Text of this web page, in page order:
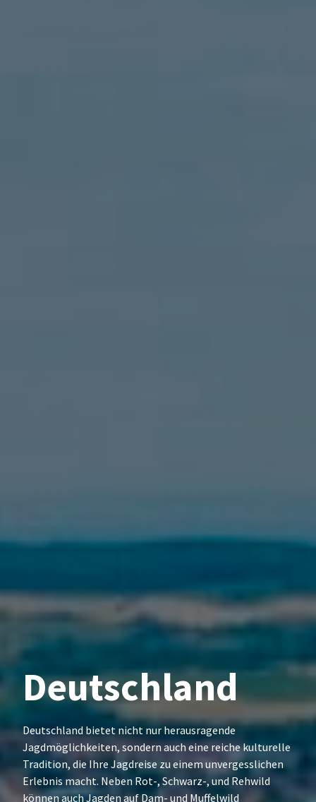
Deutschland
Deutschland bietet nicht nur herausragende
Jagdmöglichkeiten, sondern auch eine reiche kulturelle
Tradition, die Ihre Jagdreise zu einem unvergesslichen
Erlebnis macht. Neben Rot-, Schwarz-, und Rehwild
können auch Jagden auf Dam- und Muffelwild